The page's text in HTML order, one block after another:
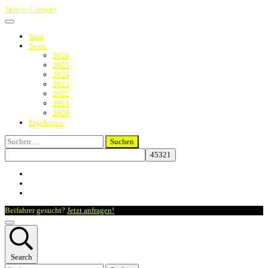
Skip to Content
Start
News
2026
2025
2024
2023
2022
2021
2020
Ergebnisse
Suchen
nach:
Beifahrer gesucht? Jetzt anfragen!
Search